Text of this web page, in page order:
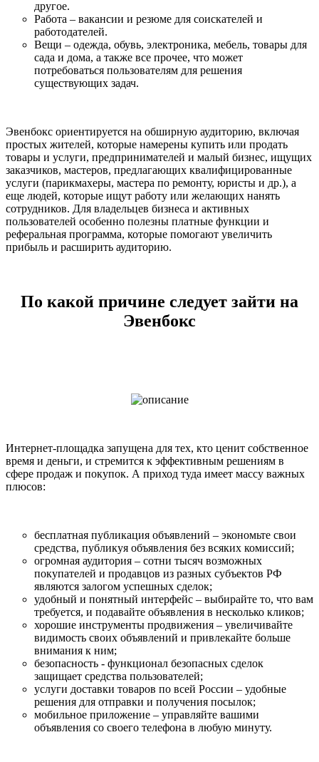
другое.
Работа – вакансии и резюме для соискателей и
работодателей.
Вещи – одежда, обувь, электроника, мебель, товары для
сада и дома, а также все прочее, что может
потребоваться пользователям для решения
существующих задач.
Эвенбокс ориентируется на обширную аудиторию, включая
простых жителей, которые намерены купить или продать
товары и услуги, предпринимателей и малый бизнес, ищущих
заказчиков, мастеров, предлагающих квалифицированные
услуги (парикмахеры, мастера по ремонту, юристы и др.), а
еще людей, которые ищут работу или желающих нанять
сотрудников. Для владельцев бизнеса и активных
пользователей особенно полезны платные функции и
реферальная программа, которые помогают увеличить
прибыль и расширить аудиторию.
По какой причине следует зайти на
Эвенбокс
Интернет-площадка запущена для тех, кто ценит собственное
время и деньги, и стремится к эффективным решениям в
сфере продаж и покупок. А приход туда имеет массу важных
плюсов:
бесплатная публикация объявлений – экономьте свои
средства, публикуя объявления без всяких комиссий;
огромная аудитория – сотни тысяч возможных
покупателей и продавцов из разных субъектов РФ
являются залогом успешных сделок;
удобный и понятный интерфейс – выбирайте то, что вам
требуется, и подавайте объявления в несколько кликов;
хорошие инструменты продвижения – увеличивайте
видимость своих объявлений и привлекайте больше
внимания к ним;
безопасность - функционал безопасных сделок
защищает средства пользователей;
услуги доставки товаров по всей России – удобные
решения для отправки и получения посылок;
мобильное приложение – управляйте вашими
объявления со своего телефона в любую минуту.